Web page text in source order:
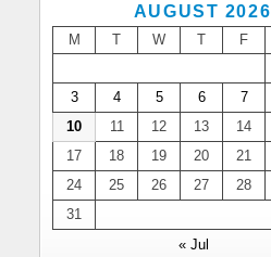
AUGUST 2026
M T W T F
3
4 5 6 7
10
11 12 13 14
17
18 19 20 21
24
25 26 27 28
31
« Jul